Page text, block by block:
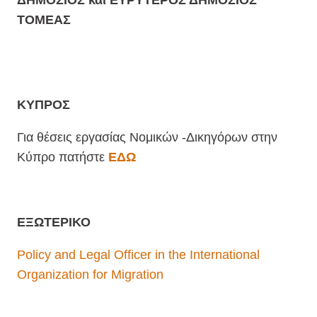
ΤΟΜΕΑΣ
ΚΥΠΡΟΣ
Για θέσεις εργασίας Νομικών -Δικηγόρων στην
Κύπρο πατήστε ΕΔΩ
ΕΞΩΤΕΡΙΚΟ
Policy and Legal Officer in the International
Organization for Migration